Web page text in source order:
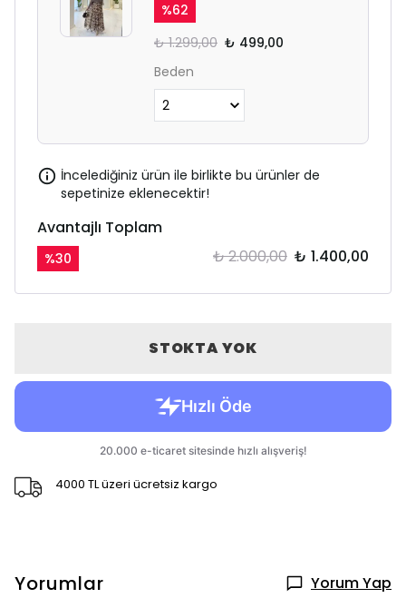
%62
₺ 1.299,00 ₺ 499,00
Beden
İncelediğiniz ürün ile birlikte bu ürünler de
sepetinize eklenecektir!
Avantajlı Toplam
%30 ₺ 2.000,00 ₺ 1.400,00
STOKTA YOK
4000 TL üzeri ücretsiz kargo
Yorumlar Yorum Yap